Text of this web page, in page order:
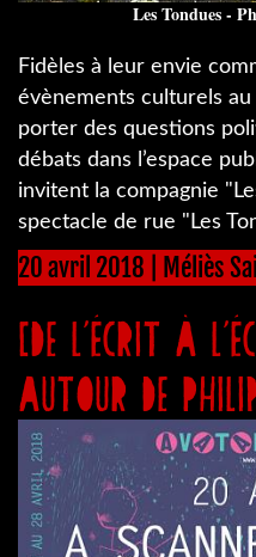
Les Tondues -
Fidèles à leur envie
évènements culturels
porter des questions
débats dans l’espace
invitent la compagnie
spectacle de rue "Les
20 avril 2018 | Méliès
[De l’écrit à
autour de